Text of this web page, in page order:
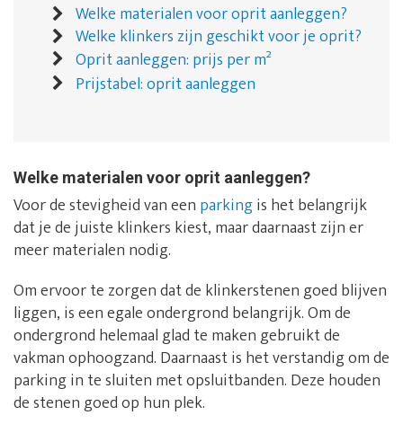
Welke materialen voor oprit aanleggen?
Welke klinkers zijn geschikt voor je oprit?
Oprit aanleggen: prijs per m²
Prijstabel: oprit aanleggen
Welke materialen voor oprit aanleggen?
Voor de stevigheid van een parkingis het belangrijk
dat je de juiste klinkers kiest, maar daarnaast zijn er
meer materialen nodig.
Om ervoor te zorgen dat de klinkerstenen goed blijven
liggen, is een egale ondergrond belangrijk. Om de
ondergrond helemaal glad te maken gebruikt de
vakman ophoogzand. Daarnaast is het verstandig om de
parking in te sluiten met opsluitbanden. Deze houden
de stenen goed op hun plek.